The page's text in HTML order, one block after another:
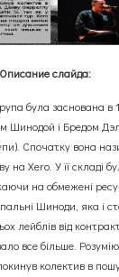
Описание слайда:
була заснована в
Шинодой і Бредом
Спочатку вона
на Xero. У її складі
на обмежені
Шиноди, яка і
лейблів від
все більше.
колектив в